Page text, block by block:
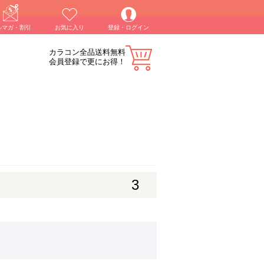
マガ・割引 お気に入り 登録・ログイン
カラコン全品送料無料
会員登録で更にお得！
3